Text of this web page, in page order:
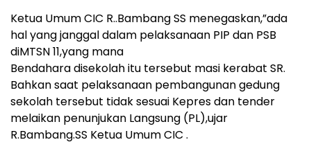
Ketua Umum CIC R..Bambang SS menegaskan,”ada
hal yang janggal dalam pelaksanaan PIP dan PSB
diMTSN 11,yang mana
Bendahara disekolah itu tersebut masi kerabat SR.
Bahkan saat pelaksanaan pembangunan gedung
sekolah tersebut tidak sesuai Kepres dan tender
melaikan penunjukan Langsung (PL),ujar
R.Bambang.SS Ketua Umum CIC .